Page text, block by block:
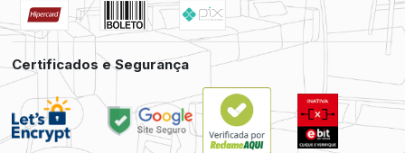
Certificados e Segurança